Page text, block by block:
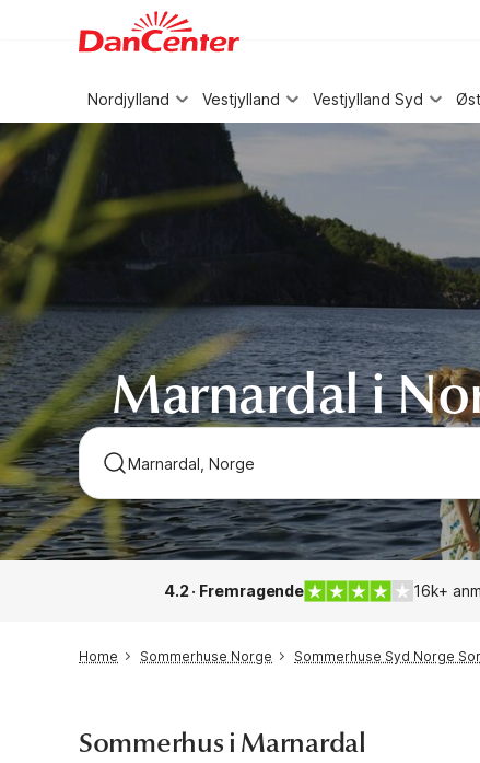
WIZARD MEMBER
Nordjylland Vestjylland Vestjylland Syd
Marnardal i
4.2 · Fremragende 16k+
Home Sommerhuse Norge Sommerhuse Syd Norge
Sommerhus i Marnardal